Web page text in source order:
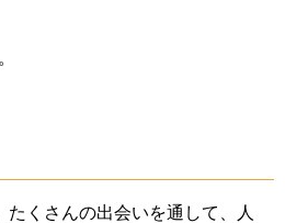
くさんの出会いを通して、人